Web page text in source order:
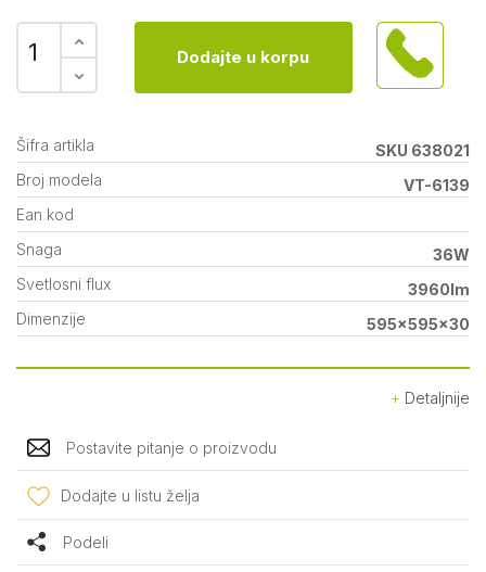
Dodajte u korpu
Šifra artikla
SKU 638021
Broj modela
VT-6139
Ean kod
Snaga
36W
Svetlosni flux
3960lm
Dimenzije
595x595x30
Detaljnije
Postavite pitanje o proizvodu
Dodajte u listu želja
Podeli